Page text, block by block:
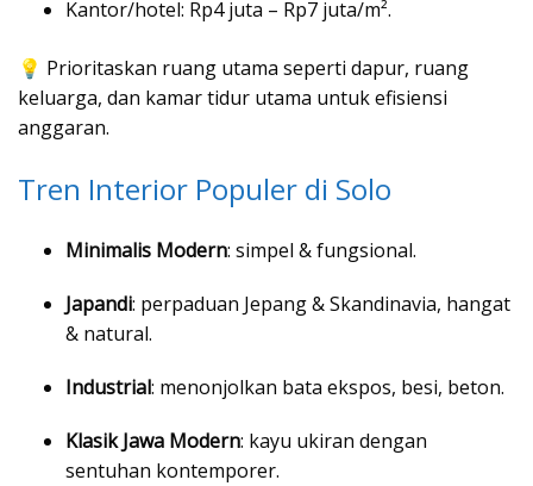
Kantor/hotel: Rp4 juta – Rp7 juta/m².
💡 Prioritaskan ruang utama seperti dapur, ruang
keluarga, dan kamar tidur utama untuk efisiensi
anggaran.
Tren Interior Populer di Solo
Minimalis Modern: simpel & fungsional.
Japandi: perpaduan Jepang & Skandinavia, hangat
& natural.
Industrial: menonjolkan bata ekspos, besi, beton.
Klasik Jawa Modern: kayu ukiran dengan
sentuhan kontemporer.